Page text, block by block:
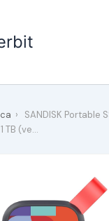
›
SANDISK Portable
TB (ve…